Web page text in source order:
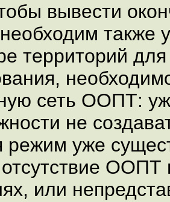
вывести
также
территорий
сеть ООПТ:
не
режим уже
отсутствие
или